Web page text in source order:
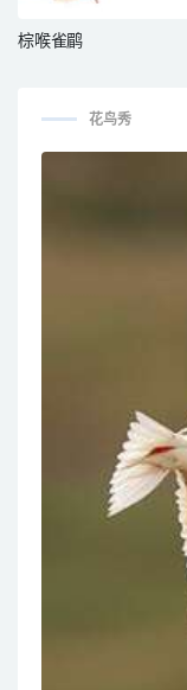
棕喉雀鹛
花鸟秀